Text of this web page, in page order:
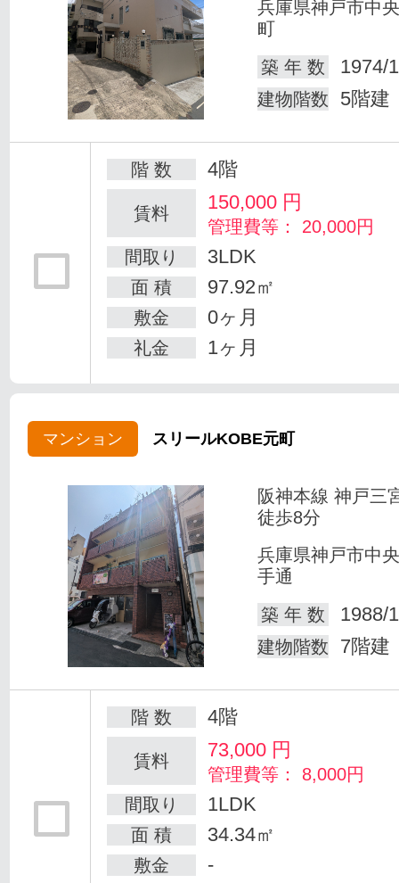
兵庫県神戸市中
町
築 年 数
1974/
建物階数 5階建
階 数 4階
賃料 150,000 円
管理費等： 20,000円
間取り
3LDK
面 積 97.92㎡
敷金 0ヶ月
礼金 1ヶ月
マンション スリールKOBE元町
阪神本線 神戸三
徒歩8分
兵庫県神戸市中
手通
築 年 数
1988/
建物階数 7階建
階 数 4階
賃料 73,000 円
管理費等： 8,000円
間取り
1LDK
面 積 34.34㎡
敷金 -